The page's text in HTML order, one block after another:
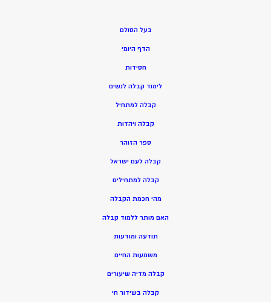
בעל הסולם
הדף היומי
חסידות
לימוד קבלה לנשים
קבלה למתחיל
קבלה ויהדות
ספר הזוהר
קבלה לעם ישראל
קבלה למתחילים
מהי חכמת הקבלה
האם מותר ללמוד קבלה
תודעה ומודעות
משמעות החיים
קבלה מדיה שיעורים
קבלה בשידור חי